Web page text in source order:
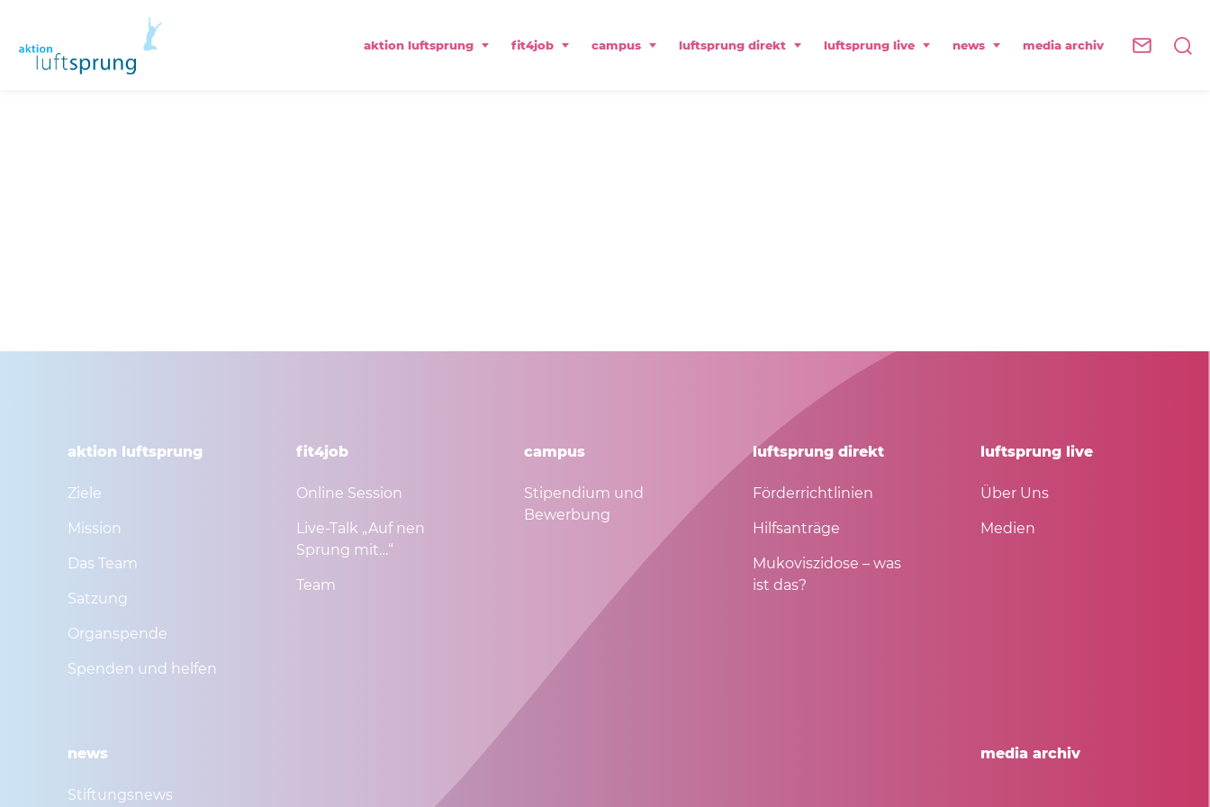
aktion luftsprung fit4job campus luftsprung direkt luftsprung live news media archiv
aktion luftsprung
Ziele
Mission
Das Team
Satzung
Organspende
Spenden und helfen
fit4job
Online Session
Live-Talk „Auf nen
Sprung mit…“
Team
campus
Stipendium und
Bewerbung
luftsprung direkt
Förderrichtlinien
Hilfsanträge
Mukoviszidose – was
ist das?
luftsprung live
Über Uns
Medien
news
Stiftungsnews
media archiv